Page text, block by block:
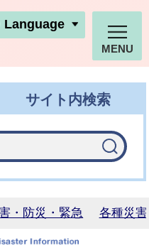
利根町ホームページ
Language
MENU
サイト内検索
・防災・緊急 各種災